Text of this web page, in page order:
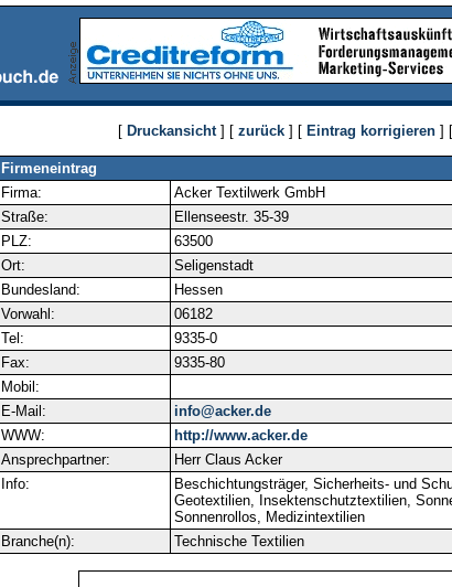
[ Druckansicht] [ zurück ] [ Eintrag korrigieren ] [
Firmeneintrag
Firma:
Acker Textilwerk GmbH
Straße:
Ellenseestr. 35-39
PLZ:
63500
Ort:
Seligenstadt
Bundesland:
Hessen
Vorwahl:
06182
Tel:
9335-0
Fax:
9335-80
Mobil:
E-Mail:
info@acker.de
WWW:
http://www.acker.de
Ansprechpartner:
Herr Claus Acker
Info:
Beschichtungsträger, Sicherheits- und
Geotextilien, Insektenschutztextilien,
Sonnenrollos, Medizintextilien
Branche(n):
Technische Textilien